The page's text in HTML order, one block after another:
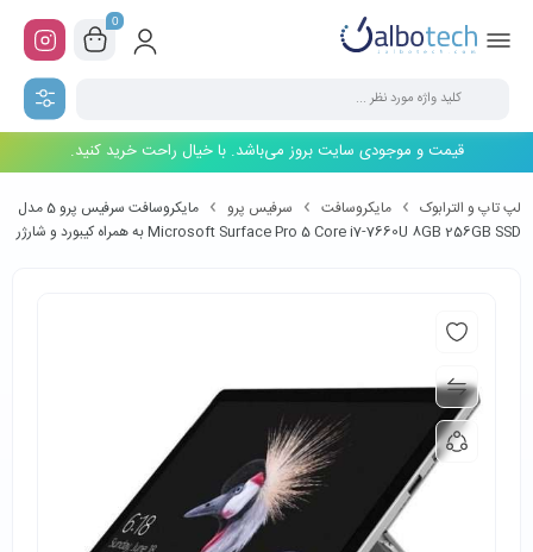
0
قیمت و موجودی سایت بروز می‌باشد. با خیال راحت خرید کنید.
لپ تاپ و الترابوک مایکروسافت سرفیس پرو
مایکروسافت سرفیس پرو 5 مدل
Microsoft Surface Pro 5 Core i7-7660U 8GB 256GB SSD به همراه کیبورد و شارژر